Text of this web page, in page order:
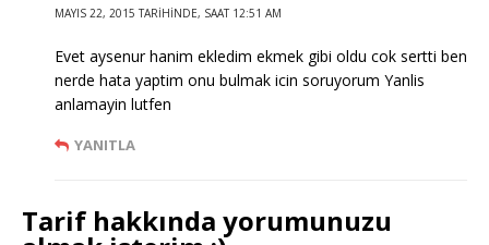
MAYIS 22, 2015 TARIHINDE, SAAT 12:51 AM
Evet aysenur hanim ekledim ekmek gibi oldu cok sertti ben
nerde hata yaptim onu bulmak icin soruyorum Yanlis
anlamayin lutfen
YANITLA
Tarif hakkında yorumunuzu